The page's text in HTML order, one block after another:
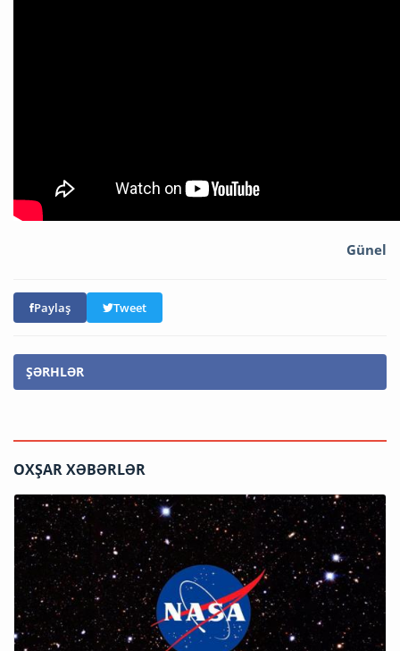
Günel
Paylaş Tweet
ŞƏRHLƏR
OXŞAR XƏBƏRLƏR